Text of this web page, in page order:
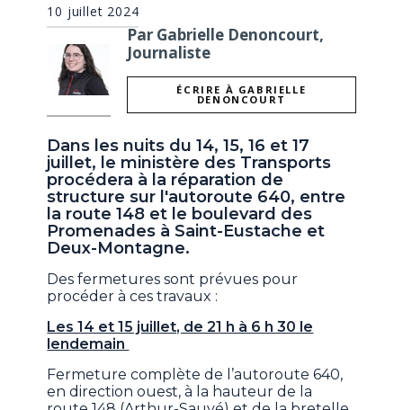
10 juillet 2024
Par Gabrielle Denoncourt,
Journaliste
ÉCRIRE À GABRIELLE
DENONCOURT
Dans les nuits du 14, 15, 16 et 17
juillet, le ministère des Transports
procédera à la réparation de
structure sur l'autoroute 640, entre
la route 148 et le boulevard des
Promenades à Saint-Eustache et
Deux-Montagne.
Des fermetures sont prévues pour
procéder à ces travaux :
Les 14 et 15 juillet, de 21 h à 6 h 30 le
lendemain
Fermeture complète de l’autoroute 640,
en direction ouest, à la hauteur de la